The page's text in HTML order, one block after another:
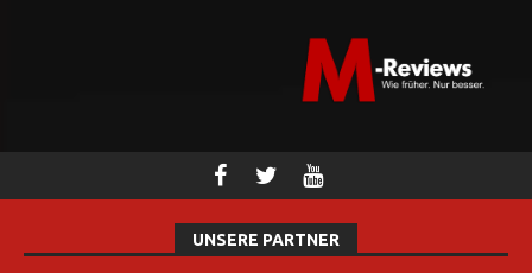
UNSERE PARTNER